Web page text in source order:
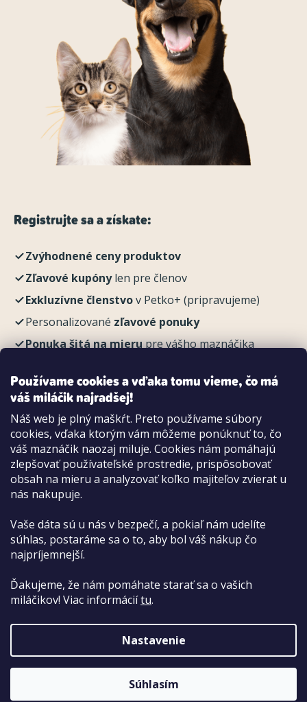
Používame cookies a vďaka tomu vieme, čo má
váš miláčik najradšej!
Náš web je plný maškŕt. Preto používame súbory
cookies, vďaka ktorým vám môžeme ponúknuť to, čo
váš maznáčik naozaj miluje. Cookies nám pomáhajú
zlepšovať používateľské prostredie, prispôsobovať
obsah na mieru a analyzovať koľko majiteľov zvierat u
nás nakupuje.
Vaše dáta sú u nás v bezpečí, a pokiaľ nám udelíte
súhlas, postaráme sa o to, aby bol váš nákup čo
najpríjemnejší.
Ďakujeme, že nám pomáhate starať sa o vašich
miláčikov! Viac informáciítu.
Nastavenie
Súhlasím
Registrujte sa a získate:
Zvýhodnené ceny produktov
Zľavové kupónylen pre členov
Exkluzívne členstvov Petko+ (pripravujeme)
Personalizované zľavové ponuky
Ponuka šitá na mierupre vášho maznáčika
Možnosti platby:
Dobierkou
Hotovo aj kartou na pobočke